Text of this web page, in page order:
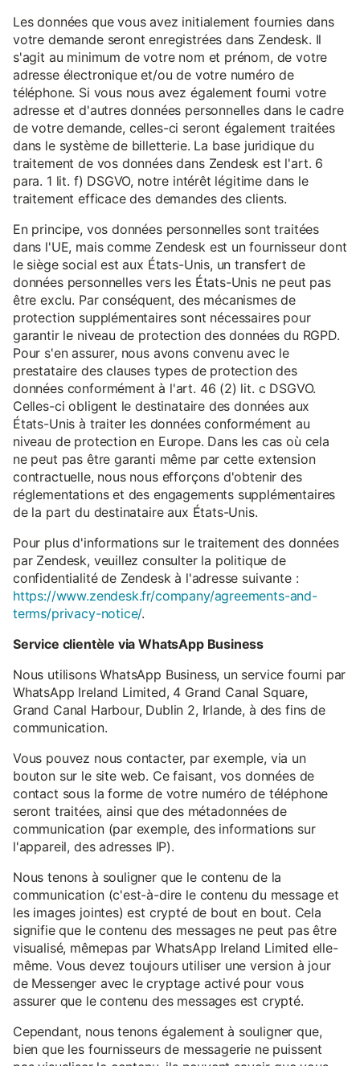
Les données que vous avez initialement fournies dans
votre demande seront enregistrées dans Zendesk. Il
s'agit au minimum de votre nom et prénom, de votre
adresse électronique et/ou de votre numéro de
téléphone. Si vous nous avez également fourni votre
adresse et d'autres données personnelles dans le cadre
de votre demande, celles-ci seront également traitées
dans le système de billetterie. La base juridique du
traitement de vos données dans Zendesk est l'art. 6
para. 1 lit. f) DSGVO, notre intérêt légitime dans le
traitement efficace des demandes des clients.
En principe, vos données personnelles sont traitées
dans l'UE, mais comme Zendesk est un fournisseur dont
le siège social est aux États-Unis, un transfert de
données personnelles vers les États-Unis ne peut pas
être exclu. Par conséquent, des mécanismes de
protection supplémentaires sont nécessaires pour
garantir le niveau de protection des données du RGPD.
Pour s'en assurer, nous avons convenu avec le
prestataire des clauses types de protection des
données conformément à l'art. 46 (2) lit. c DSGVO.
Celles-ci obligent le destinataire des données aux
États-Unis à traiter les données conformément au
niveau de protection en Europe. Dans les cas où cela
ne peut pas être garanti même par cette extension
contractuelle, nous nous efforçons d'obtenir des
réglementations et des engagements supplémentaires
de la part du destinataire aux États-Unis.
Pour plus d'informations sur le traitement des données
par Zendesk, veuillez consulter la politique de
confidentialité de Zendesk à l'adresse suivante :
https://www.zendesk.fr/company/agreements-and-
terms/privacy-notice/.
Service clientèle via WhatsApp Business
Nous utilisons WhatsApp Business, un service fourni par
WhatsApp Ireland Limited, 4 Grand Canal Square,
Grand Canal Harbour, Dublin 2, Irlande, à des fins de
communication.
Vous pouvez nous contacter, par exemple, via un
bouton sur le site web. Ce faisant, vos données de
contact sous la forme de votre numéro de téléphone
seront traitées, ainsi que des métadonnées de
communication (par exemple, des informations sur
l'appareil, des adresses IP).
Nous tenons à souligner que le contenu de la
communication (c'est-à-dire le contenu du message et
les images jointes) est crypté de bout en bout. Cela
signifie que le contenu des messages ne peut pas être
visualisé, mêmepas par WhatsApp Ireland Limited elle-
même. Vous devez toujours utiliser une version à jour
de Messenger avec le cryptage activé pour vous
assurer que le contenu des messages est crypté.
Cependant, nous tenons également à souligner que,
bien que les fournisseurs de messagerie ne puissent